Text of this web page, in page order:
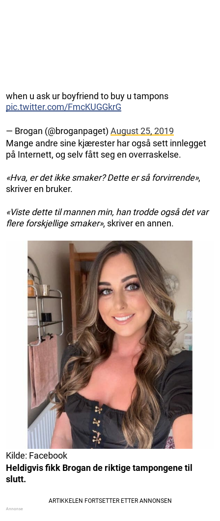
when u ask ur boyfriend to buy u tampons
pic.twitter.com/FmcKUGGkrG
— Brogan (@broganpaget) August 25, 2019
Mange andre sine kjærester har også sett innlegget
på Internett, og selv fått seg en overraskelse.
«Hva, er det ikke smaker? Dette er så forvirrende»,
skriver en bruker.
«Viste dette til mannen min, han trodde også det var
flere forskjellige smaker», skriver en annen.
Kilde: Facebook
Heldigvis fikk Brogan de riktige tampongene til
slutt.